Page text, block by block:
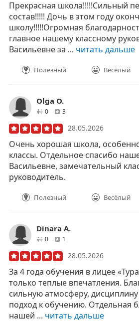
Прекрасная школа!!!!!Сильный
состав!!!!! Дочь в этом году
школу!!!!!Огромная
главное нашему классному
Васильевне за ... читать дальше
Полезный Весёлый
Olga O.
0друзей
3отзывов
28.05.2026
Очень хорошая школа,
классы. Отдельное спасибо
Васильевне, замечательный
руководитель.
Полезный Весёлый
Dinara А.
0друзей1
28.05.2026
За 4 года обучения в лицее
только теплые впечатления.
сильную атмосферу,
подход к обучению. Отдельная
нашей ... читать дальше